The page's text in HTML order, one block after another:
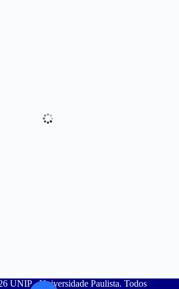
UNIP - Universidade Paulista. Todos